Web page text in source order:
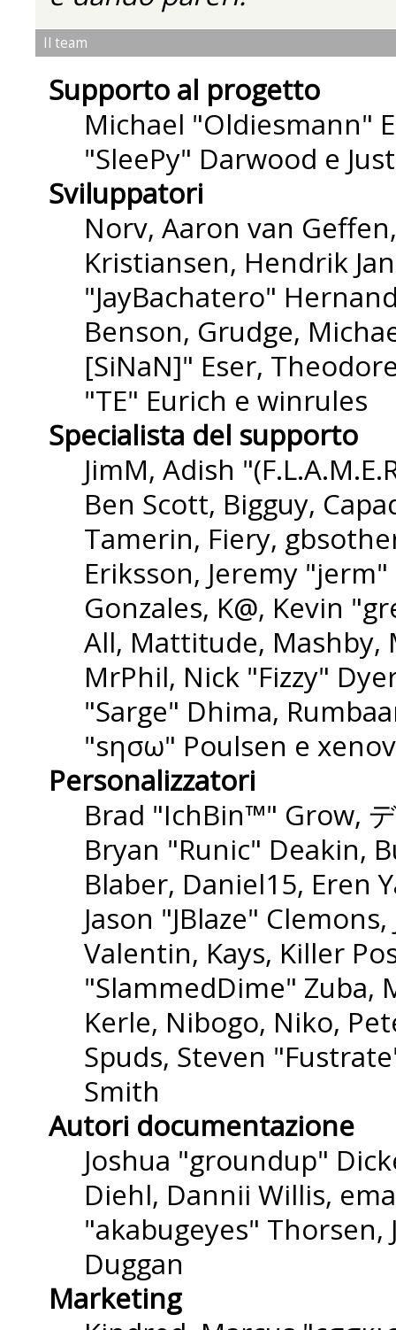
Il team
Supporto al progetto
Michael "Oldiesmann"
"SleePy" Darwood e
Sviluppatori
Norv, Aaron van
Kristiansen, Hendrik
"JayBachatero"
Benson, Grudge,
[SiNaN]" Eser,
"TE" Eurich e winrules
Specialista del supporto
JimM, Adish
Ben Scott, Bigguy,
Tamerin, Fiery,
Eriksson, Jeremy
Gonzales, K@, Kevin
All, Mattitude, Mashby,
MrPhil, Nick "Fizzy"
"Sarge" Dhima,
"sησω" Poulsen e
Personalizzatori
Brad "IchBin™" Grow,
Bryan "Runic" Deakin,
Blaber, Daniel15, Eren
Jason "JBlaze"
Valentin, Kays, Killer
"SlammedDime" Zuba,
Kerle, Nibogo, Niko,
Spuds, Steven
Smith
Autori documentazione
Joshua "groundup"
Diehl, Dannii Willis,
"akabugeyes" Thorsen,
Duggan
Marketing